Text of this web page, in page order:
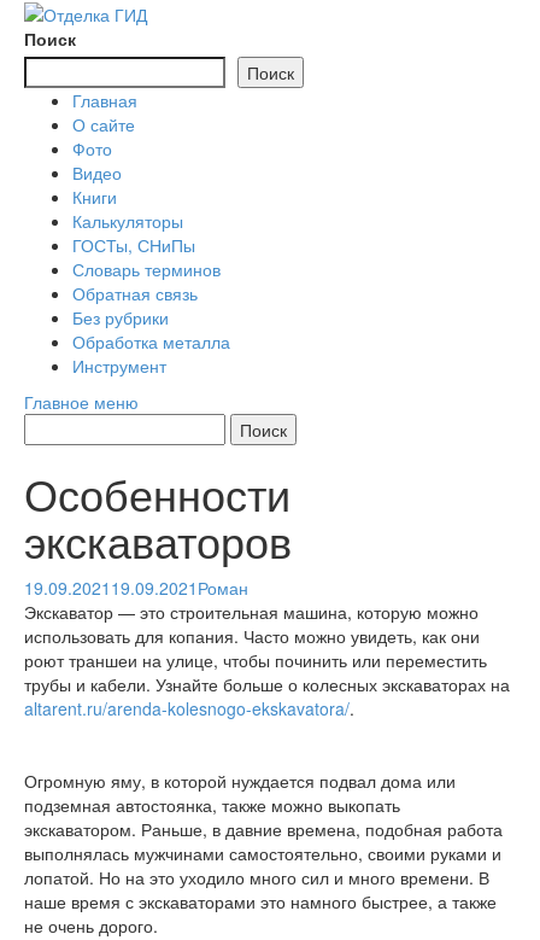
Перейти
содержимому
Поиск
Поиск
Главная
О сайте
Фото
Видео
Книги
Калькуляторы
ГОСТы, СНиПы
Словарь терминов
Обратная связь
Без рубрики
Обработка металла
Инструмент
Главное меню
Особенности
экскаваторов
19.09.2021 19.09.2021 Роман
Экскаватор — это строительная машина, которую можно
использовать для копания. Часто можно увидеть, как они
роют траншеи на улице, чтобы починить или переместить
трубы и кабели. Узнайте больше о колесных экскаваторах на
altarent.ru/arenda-kolesnogo-ekskavatora/.
Огромную яму, в которой нуждается подвал дома или
подземная автостоянка, также можно выкопать
экскаватором. Раньше, в давние времена, подобная работа
выполнялась мужчинами самостоятельно, своими руками и
лопатой. Но на это уходило много сил и много времени. В
наше время с экскаваторами это намного быстрее, а также
не очень дорого.